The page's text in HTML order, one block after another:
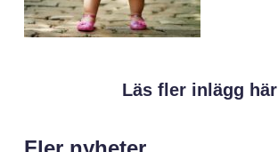
Läs fler inlägg här